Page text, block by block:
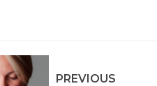
PREVIOUS